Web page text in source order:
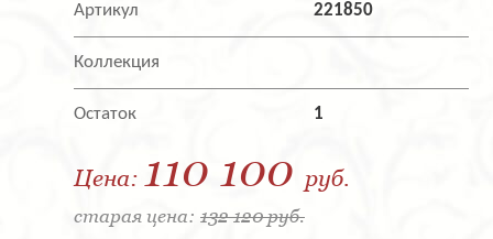
Артикул 221850
Коллекция
Остаток 1
Цена: 110 100 руб.
старая цена: 132 120 руб.